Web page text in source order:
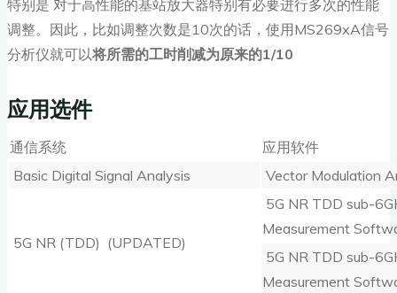
特别是 对于高性能的基站放大器特别有必要进行多次的性能
调整。因此，比如调整次数是10次的话，使用MS269xA信号
分析仪就可以将所需的工时削减为原来的1/10
应用选件
通信系统
应用软件
Basic Digital Signal Analysis
Vector Modulation
5G NR (TDD) (UPDATED)
5G NR TDD sub-
Measurement
5G NR TDD sub-
Measurement